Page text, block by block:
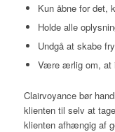
Kun åbne for det,
Holde alle
Undgå at skabe
Være ærlig om, at
Clairvoyance bør
klienten til selv at
klienten afhængig af